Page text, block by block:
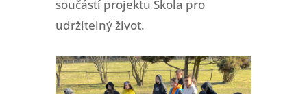
součástí projektu Škola pro
udržitelný život.